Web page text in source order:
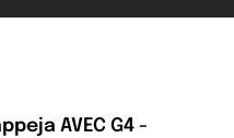
AVEC G4 -